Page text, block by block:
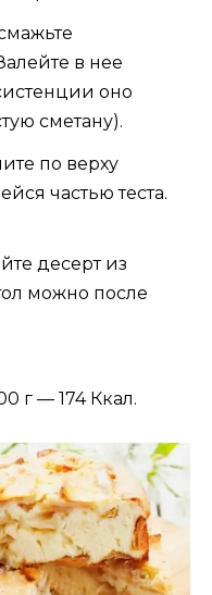
в нее
оно
сметану).
по верху
частью теста.
десерт из
можно после
г — 174 Ккал.